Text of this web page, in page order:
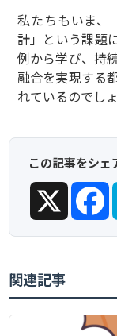
私たちもいま、
計」という課題
例から学び、持
融合を実現する
れているのでしょ
この記事をシェ
X
関連記事